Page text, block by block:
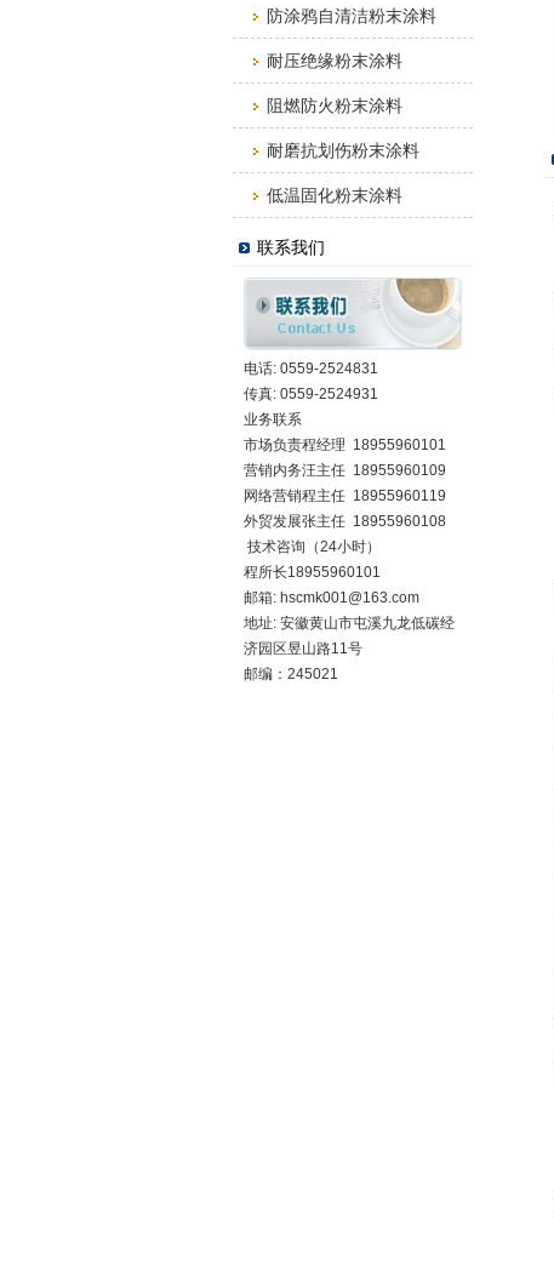
防涂鸦自清洁粉末涂料
耐压绝缘粉末涂料
阻燃防火粉末涂料
耐磨抗划伤粉末涂料
低温固化粉末涂料
联系我们
电话: 0559-2524831
传真: 0559-2524931
业务联系
市场负责程经理 18955960101
营销内务汪主任 18955960109
网络营销程主任 18955960119
外贸发展张主任 18955960108
技术咨询（24小时）
程所长18955960101
邮箱: hscmk001@163.com
地址: 安徽黄山市屯溪九龙低碳经
济园区昱山路11号
邮编：245021